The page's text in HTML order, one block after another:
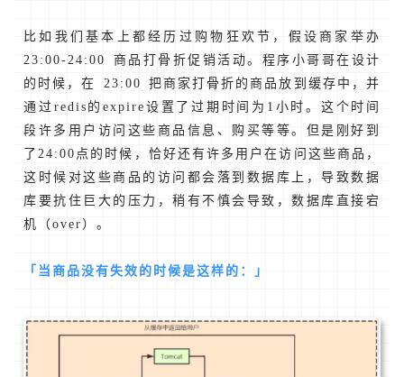
比如我们基本上都经历过购物狂欢节，假设商家举办
23:00-24:00 商品打骨折促销活动。程序小哥哥在设计
的时候，在 23:00 把商家打骨折的商品放到缓存中，并
通过redis的expire设置了过期时间为1小时。这个时间
段许多用户访问这些商品信息、购买等等。但是刚好到
了24:00点的时候，恰好还有许多用户在访问这些商品，
这时候对这些商品的访问都会落到数据库上，导致数据
库要抗住巨大的压力，稍有不慎会导致，数据库直接宕
机（over）。
「当商品没有失效的时候是这样的：」